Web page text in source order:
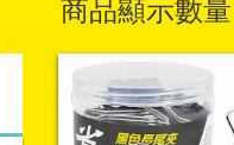
商品顯示數量